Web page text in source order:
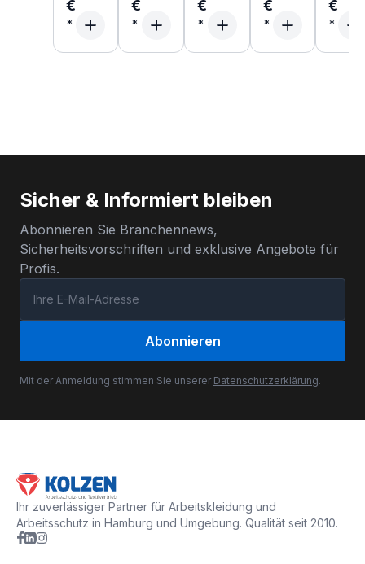
€ € € € €
Sicher & Informiert bleiben
Abonnieren Sie Branchennews,
Sicherheitsvorschriften und exklusive Angebote für
Profis.
Abonnieren
Mit der Anmeldung stimmen Sie unserer Datenschutzerklärung.
Ihr zuverlässiger Partner für Arbeitskleidung und
Arbeitsschutz in Hamburg und Umgebung. Qualität seit 2010.